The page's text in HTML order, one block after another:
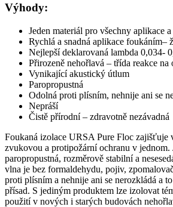
Výhody:
Jeden materiál pro všechny aplikace
Rychlá a snadná aplikace foukáním–
Nejlepší deklarovaná lambda 0,034-
Přirozeně nehořlavá – třída reakce na
Vynikající akustický útlum
Paropropustná
Odolná proti plísním, nehnije ani se
Nepráší
Čistě přírodní – zdravotně nezávadná
Foukaná izolace URSA Pure Floc zajišťuje
zvukovou a protipožární ochranu v jednom.
paropropustná, rozměrově stabilní a
vlna je bez formaldehydu, pojiv,
proti plísním a nehnije ani se nerozkládá a
přísad. S jediným produktem lze izolovat
použití v nových i starých budovách